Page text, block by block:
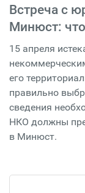
Встреча с
Минюст:
15 апреля
его
правильно
сведения
НКО должны
в Минюст.